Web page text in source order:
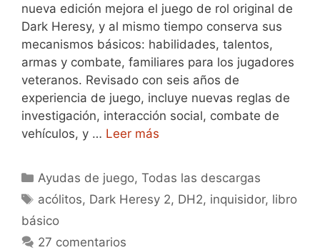
nueva edición mejora el juego de rol original de
Dark Heresy, y al mismo tiempo conserva sus
mecanismos básicos: habilidades, talentos,
armas y combate, familiares para los jugadores
veteranos. Revisado con seis años de
experiencia de juego, incluye nuevas reglas de
investigación, interacción social, combate de
vehículos, y … Leer más
Categorías
Ayudas de juego,Todas las descargas
Etiquetas
acólitos, Dark Heresy 2, DH2, inquisidor, libro
básico
27 comentarios